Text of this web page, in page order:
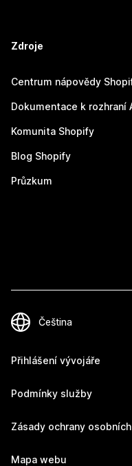
Zdroje
Centrum nápovědy
Dokumentace k rozhraní
Komunita Shopify
Blog Shopify
Průzkum
Přihlášení vývojáře
Podmínky služby
Zásady ochrany
Mapa webu